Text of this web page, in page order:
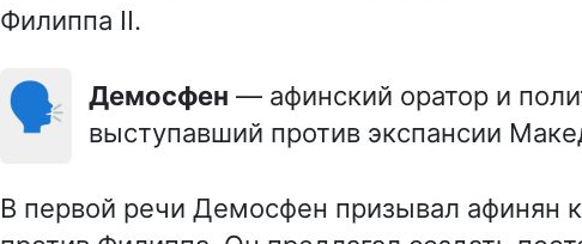
Филиппа II.
🗣️ Демосфен — афинский оратор и
выступавший против экспансии
В первой речи Демосфен призывал афинян